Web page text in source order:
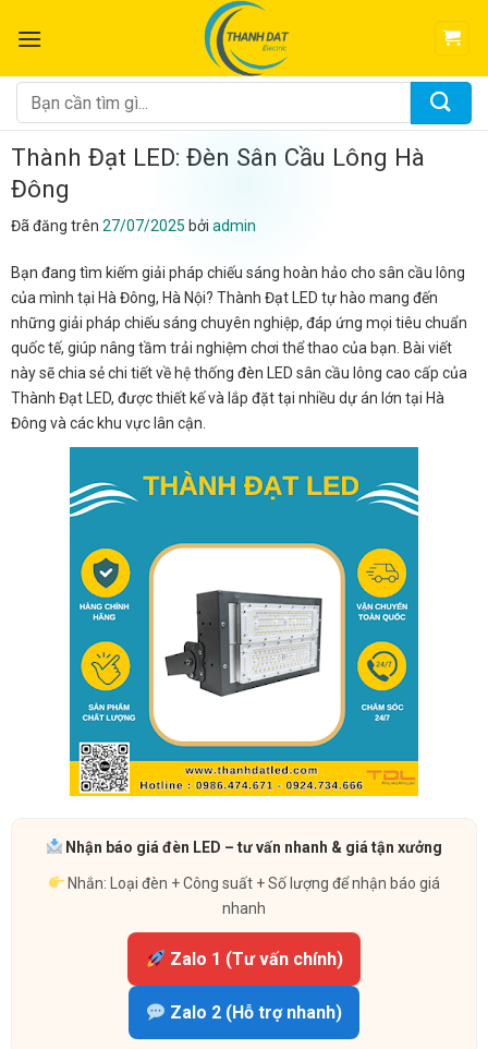
đến
dung
Tìm
kiếm:
Thành Đạt LED: Đèn Sân Cầu Lông Hà
Đông
Đã đăng trên 27/07/2025 bởi admin
Bạn đang tìm kiếm giải pháp chiếu sáng hoàn hảo cho sân cầu lông
của mình tại Hà Đông, Hà Nội? Thành Đạt LED tự hào mang đến
những giải pháp chiếu sáng chuyên nghiệp, đáp ứng mọi tiêu chuẩn
quốc tế, giúp nâng tầm trải nghiệm chơi thể thao của bạn. Bài viết
này sẽ chia sẻ chi tiết về hệ thống đèn LED sân cầu lông cao cấp của
Thành Đạt LED, được thiết kế và lắp đặt tại nhiều dự án lớn tại Hà
Đông và các khu vực lân cận.
Nhận báo giá đèn LED – tư vấn nhanh & giá tận xưởng
Nhắn: Loại đèn + Công suất + Số lượng để nhận báo giá
nhanh
Zalo 1 (Tư vấn chính)
Zalo 2 (Hỗ trợ nhanh)